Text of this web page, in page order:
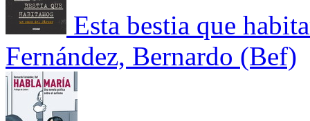
Esta bestia que
Fernández, Bernardo (Bef)